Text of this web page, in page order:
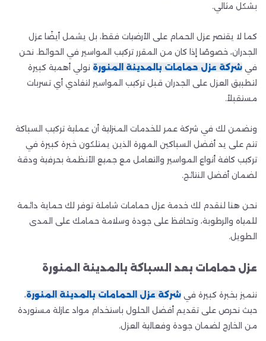
بشكل مثالي.
كما لا يقتصر عزل الحمام على الأرضيات فقط، بل يشمل أيضًا عزل
الجدران، خصوصًا إذا كان من المقرر تركيب المواسير في الحوائط. نحن
في شركة عزل حمامات بالمدينة المنورة نولي أهمية كبيرة
لتطبيق العزل على الجدران قبل تركيب المواسير لتفادي أي تسربات
مستقبلاً.
ونضمن لك في شركة عمر للخدمات المنزلية أن عملية تركيب السباكة
تتم على يد أفضل السباكين المهرة الذين يمتلكون خبرة كبيرة في
تركيب كافة أنواع المواسير والتعامل مع جميع الأنظمة بحرفية ودقة
لضمان أفضل النتائج.
نحن هنا لنقدم لك خدمة عزل حمامات شاملة توفر لك حماية دائمة
للمياه والرطوبة، وتحافظ على جودة وسلامة حمامك على المدى
الطويل.
عزل حمامات بعد السباكة بالمدينة المنورة
نتميز بخبرة كبيرة في شركة عزل الحمامات بالمدينة المنورة،
حيث نحرص على تقديم أفضل الحلول باستخدام مواد عازلة مستوردة
من الخارج لضمان جودة وفعالية العزل.